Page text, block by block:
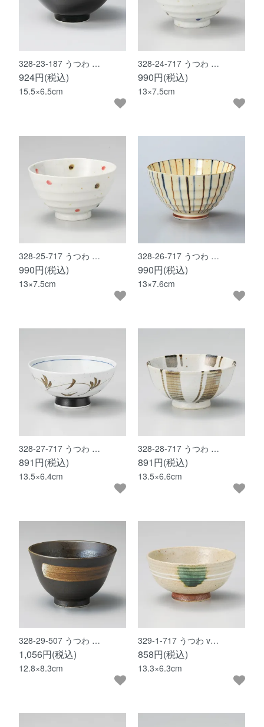
328-23-187 うつわ …
924円(税込)
15.5×6.5cm
328-24-717 うつわ …
990円(税込)
13×7.5cm
328-25-717 うつわ …
990円(税込)
13×7.5cm
328-26-717 うつわ …
990円(税込)
13×7.6cm
328-27-717 うつわ …
891円(税込)
13.5×6.4cm
328-28-717 うつわ …
891円(税込)
13.5×6.6cm
328-29-507 うつわ …
1,056円(税込)
12.8×8.3cm
329-1-717 うつわ v…
858円(税込)
13.3×6.3cm